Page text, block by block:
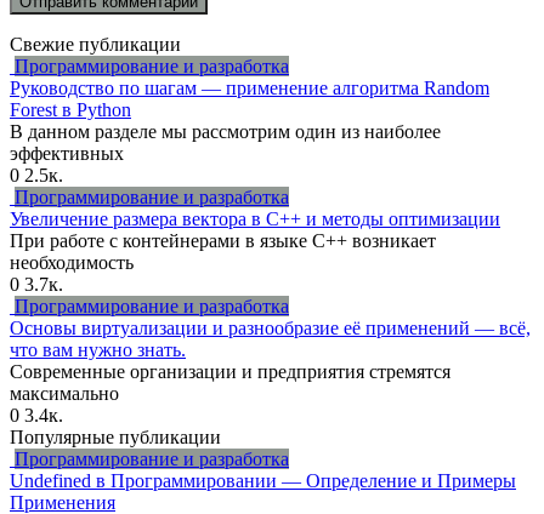
Свежие публикации
Программирование и разработка
Руководство по шагам — применение алгоритма Random
Forest в Python
В данном разделе мы рассмотрим один из наиболее
эффективных
0 2.5к.
Программирование и разработка
Увеличение размера вектора в C++ и методы оптимизации
При работе с контейнерами в языке C++ возникает
необходимость
0 3.7к.
Программирование и разработка
Основы виртуализации и разнообразие её применений — всё,
что вам нужно знать.
Современные организации и предприятия стремятся
максимально
0 3.4к.
Популярные публикации
Программирование и разработка
Undefined в Программировании — Определение и Примеры
Применения